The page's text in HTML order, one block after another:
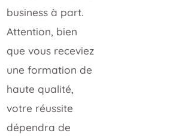
business à part.
Attention, bien
que vous receviez
une formation de
haute qualité,
votre réussite
dépendra de